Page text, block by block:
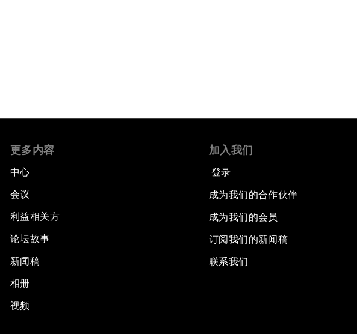
更多内容
中心
会议
利益相关方
论坛故事
新闻稿
相册
视频
加入我们
登录
成为我们的合作伙伴
成为我们的会员
订阅我们的新闻稿
联系我们